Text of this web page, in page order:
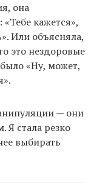
она
кажется»,
Или объясняла,
это нездоровые
«Ну, может,
— они
Я стала резко
выбирать